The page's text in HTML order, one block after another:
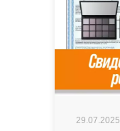
29.07.2025